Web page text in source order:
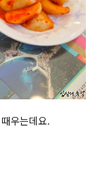
우는데요.